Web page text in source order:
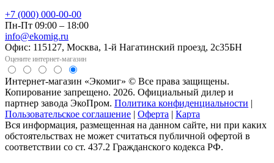
+7 (000) 000-00-00
Пн-Пт 09:00 – 18:00
info@ekomig.ru
Офис: 115127, Москва, 1-й Нагатинский проезд, 2с35БН
Оцените интернет-магазин
Интернет-магазин «Экомиг» © Все права защищены.
Копирование запрещено. 2026. Официальный дилер и
партнер завода ЭкоПром. Политика конфиденциальности |
Пользовательское соглашение | Оферта | Карта
Вся информация, размещенная на данном сайте, ни при каких
обстоятельствах не может считаться публичной офертой в
соответствии со ст. 437.2 Гражданского кодекса РФ.